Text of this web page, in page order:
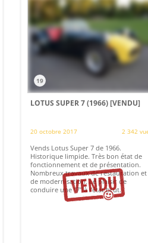
19
LOTUS SUPER 7 (1966)[VENDU]
20 octobre 2017 2 342
Vends Lotus Super 7 de 1966.
Historique limpide. Très bon état de
fonctionnement et de présentation.
Nombreux travaux de restauration et
de modernisation. Le plaisir de
conduire une "7" à l'état brut.